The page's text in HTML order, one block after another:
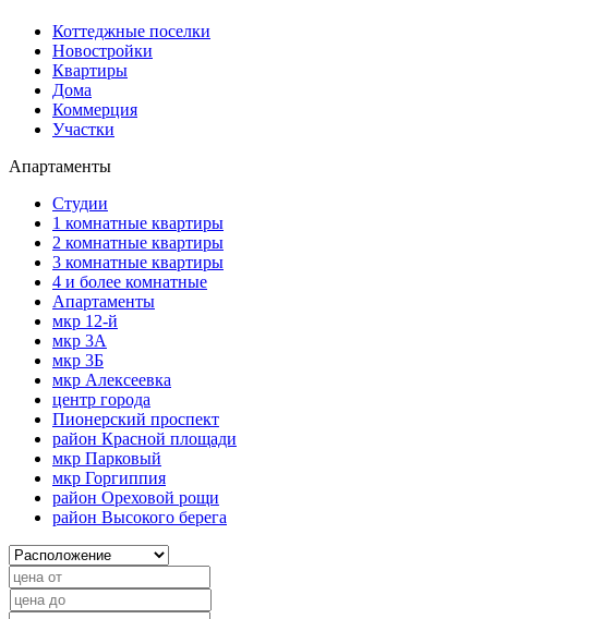
Коттеджные поселки
Новостройки
Квартиры
Дома
Коммерция
Участки
Апартаменты
Студии
1 комнатные квартиры
2 комнатные квартиры
3 комнатные квартиры
4 и более комнатные
Апартаменты
мкр 12-й
мкр 3А
мкр 3Б
мкр Алексеевка
центр города
Пионерский проспект
район Красной площади
мкр Парковый
мкр Горгиппия
район Ореховой рощи
район Высокого берега